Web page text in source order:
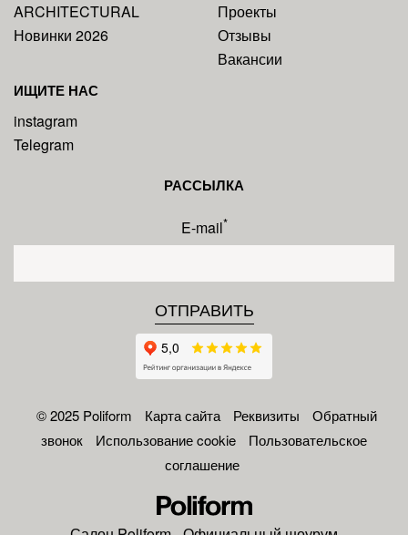
ARCHITECTURAL
Новинки 2026
Проекты
Отзывы
Вакансии
ИЩИТЕ НАС
instagram
Telegram
РАССЫЛКА
E-mail*
© 2025 Poliform Карта сайта Реквизиты
Обратный
звонок
Использование cookie
Пользовательское
соглашение